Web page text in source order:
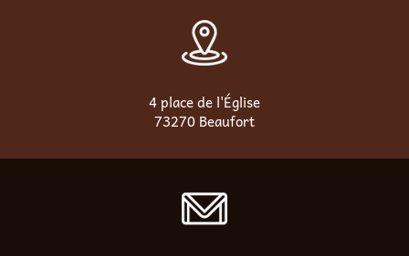
4 place de l'Église
73270 Beaufort